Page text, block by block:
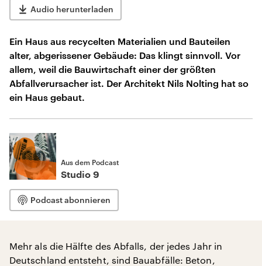
Audio herunterladen
Ein Haus aus recycelten Materialien und Bauteilen
alter, abgerissener Gebäude: Das klingt sinnvoll. Vor
allem, weil die Bauwirtschaft einer der größten
Abfallverursacher ist. Der Architekt Nils Nolting hat so
ein Haus gebaut.
Aus dem Podcast
Studio 9
Podcast abonnieren
Mehr als die Hälfte des Abfalls, der jedes Jahr in
Deutschland entsteht, sind Bauabfälle: Beton,